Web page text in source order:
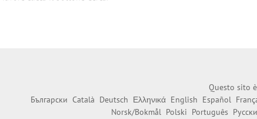
Questo sito
Български Català Deutsch Ελληνικά English Español
Norsk/Bokmål Polski Português